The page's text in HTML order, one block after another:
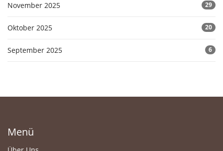
November 2025 29
Oktober 2025 20
September 2025 6
Menü